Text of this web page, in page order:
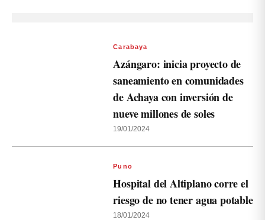
Carabaya
Azángaro: inicia proyecto de
saneamiento en comunidades
de Achaya con inversión de
nueve millones de soles
19/01/2024
Puno
Hospital del Altiplano corre el
riesgo de no tener agua potable
18/01/2024